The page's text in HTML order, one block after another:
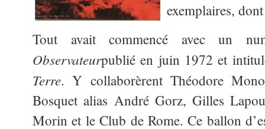
exemplaires,
Tout avait commencé avec un
Observateurpublié en juin 1972 et
Terre. Y collaborèrent Théodore
Bosquet alias André Gorz, Gilles
Morin et le Club de Rome. Ce ballon